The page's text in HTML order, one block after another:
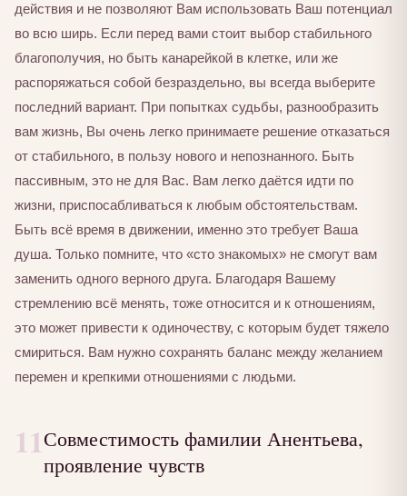
действия и не позволяют Вам использовать Ваш потенциал
во всю ширь. Если перед вами стоит выбор стабильного
благополучия, но быть канарейкой в клетке, или же
распоряжаться собой безраздельно, вы всегда выберите
последний вариант. При попытках судьбы, разнообразить
вам жизнь, Вы очень легко принимаете решение отказаться
от стабильного, в пользу нового и непознанного. Быть
пассивным, это не для Вас. Вам легко даётся идти по
жизни, приспосабливаться к любым обстоятельствам.
Быть всё время в движении, именно это требует Ваша
душа. Только помните, что «сто знакомых» не смогут вам
заменить одного верного друга. Благодаря Вашему
стремлению всё менять, тоже относится и к отношениям,
это может привести к одиночеству, с которым будет тяжело
смириться. Вам нужно сохранять баланс между желанием
перемен и крепкими отношениями с людьми.
11Совместимость фамилии Анентьева,
проявление чувств